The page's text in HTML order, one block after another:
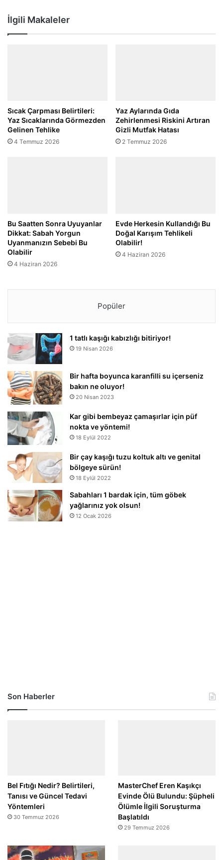
İlgili Makaleler
Sıcak Çarpması Belirtileri:
Yaz Sıcaklarında Görmezden
Gelinen Tehlike
4 Temmuz 2026
Yaz Aylarında Gıda
Zehirlenmesi Riskini Artıran
Gizli Mutfak Hatası
2 Temmuz 2026
Bu Saatten Sonra Uyuyanlar
Dikkat: Sabah Yorgun
Uyanmanızın Sebebi Bu
Olabilir
4 Haziran 2026
Evde Herkesin Kullandığı Bu
Doğal Karışım Tehlikeli
Olabilir!
4 Haziran 2026
Popüler
1 tatlı kaşığı kabızlığı bitiriyor!
19 Nisan 2026
Bir hafta boyunca karanfilli su içerseniz
bakın ne oluyor!
20 Nisan 2023
Kar gibi bembeyaz çamaşırlar için püf
nokta ve yöntemi!
18 Eylül 2022
Bir çay kaşığı tuzu koltuk altı ve genital
bölgeye sürün!
18 Eylül 2022
Sabahları 1 bardak için, tüm göbek
yağlarınız yok olsun!
12 Ocak 2026
Son Haberler
Bel Fıtığı Nedir? Belirtileri,
Tanısı ve Güncel Tedavi
Yöntemleri
30 Temmuz 2026
MasterChef Eren Kaşıkçı
Evinde Ölü Bulundu: Şüpheli
Ölümle İlgili Soruşturma
Başlatıldı
29 Temmuz 2026